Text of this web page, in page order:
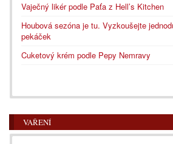
Vaječný likér podle Paťa z Hell’s Kitchen
Houbová sezóna je tu. Vyzkoušejte
pekáček
Cuketový krém podle Pepy Nemravy
VAŘENÍ